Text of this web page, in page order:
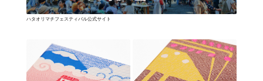
ハタオリマチフェスティバル公式サイト